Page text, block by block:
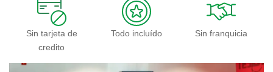
Sin tarjeta de
credito
Todo incluído Sin franquicia